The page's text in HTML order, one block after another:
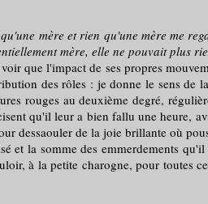
mère et rien qu'une mère me
mère, elle ne pouvait plus
l'impact de ses propres
des rôles : je donne le sens
rouges au deuxième degré,
qu'il leur a bien fallu une heure,
dessaouler de la joie brillante où
somme des emmerdements qu'il
à la petite charogne, pour toutes